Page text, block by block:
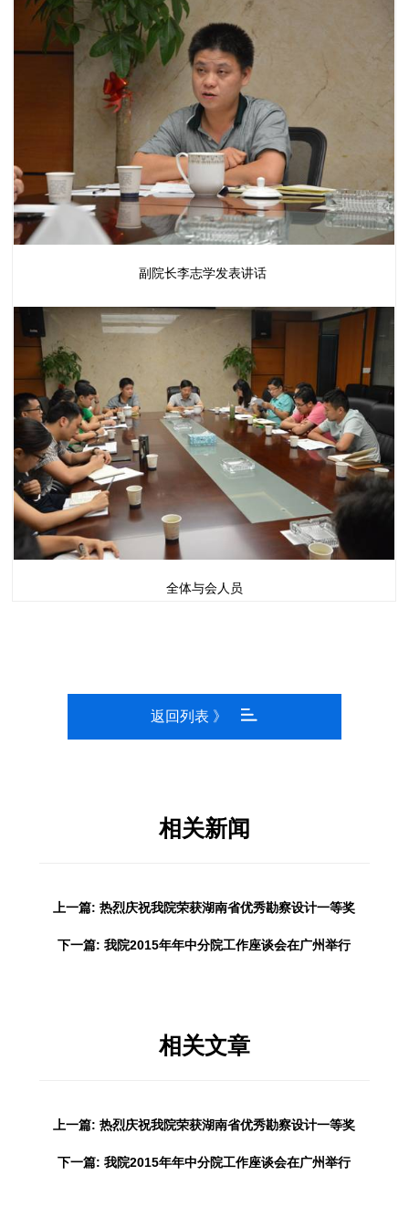
副院长李志学发表讲话
全体与会人员
返回列表 》
相关新闻
上一篇: 热烈庆祝我院荣获湖南省优秀勘察设计一等奖
下一篇: 我院2015年年中分院工作座谈会在广州举行
相关文章
上一篇: 热烈庆祝我院荣获湖南省优秀勘察设计一等奖
下一篇: 我院2015年年中分院工作座谈会在广州举行